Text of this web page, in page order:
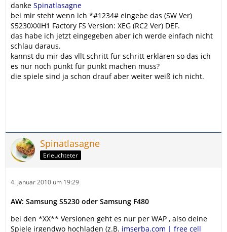
danke Spinatlasagne
bei mir steht wenn ich *#1234# eingebe das (SW Ver)
S5230XXIH1 Factory FS Version: XEG (RC2 Ver) DEF.
das habe ich jetzt eingegeben aber ich werde einfach nicht
schlau daraus.
kannst du mir das vllt schritt für schritt erklären so das ich
es nur noch punkt für punkt machen muss?
die spiele sind ja schon drauf aber weiter weiß ich nicht.
Spinatlasagne
Erleuchteter
4. Januar 2010 um 19:29
AW: Samsung S5230 oder Samsung F480
bei den *XX** Versionen geht es nur per WAP , also deine
Spiele irgendwo hochladen (z.B. imserba.com | free cell